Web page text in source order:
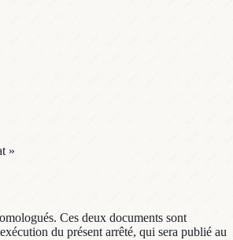
»
Ces deux documents sont
du présent arrêté, qui sera publié au